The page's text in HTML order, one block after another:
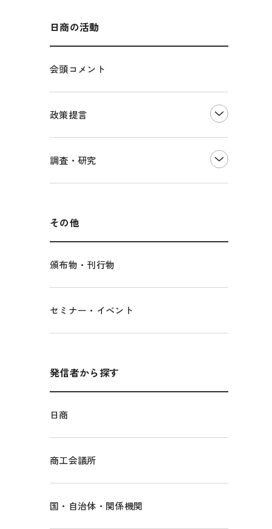
多様な人材の活躍推進
各種制度・助成金
パートナーシップ構築宣言
海外展開イニシアティブ
輸出管理体制構築支援
日商の活動
会頭コメント
政策提言
国土強靭化・社会基盤整備・震災復興
調査・研究
その他
頒布物・刊行物
セミナー・イベント
発信者から探す
日商
商工会議所
国・自治体・関係機関